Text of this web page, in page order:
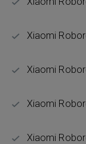
Xiaomi
Xiaomi
Xiaomi
Xiaomi